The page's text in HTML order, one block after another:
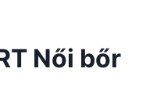
Női bőr